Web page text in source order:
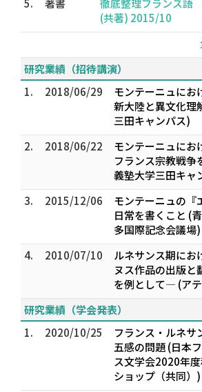
5.
著書
徹底整理フランス語
(共著) 2015/10
研究業績（招待講演）
1.
2018/06/29
モンテーニュに
新大陸と異文化理
三田キャンパス)
2.
2018/06/22
モンテーニュに
フランス宗教戦争
義塾大学三田キャ
3.
2015/12/06
モンテーニュの『
日常を書くこと (
多国際記念会議場)
4.
2010/07/10
ルネサンス期にお
ヌス作品の出版と
を例として― (ア
研究業績（学会発表）
1.
2020/10/25
フランス・ルネサ
五感の問題 (日本
ス文学会2020年
ショップ（共同）)